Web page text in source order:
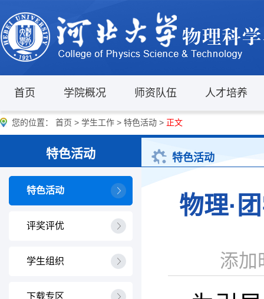
首页 学院概况 师资队伍 人才培养
您的位置： 首页 > 学生工作 > 特色活动 > 正文
特色活动
特色活动
评奖评优
学生组织
下载专区
特色活动
物理·
添加